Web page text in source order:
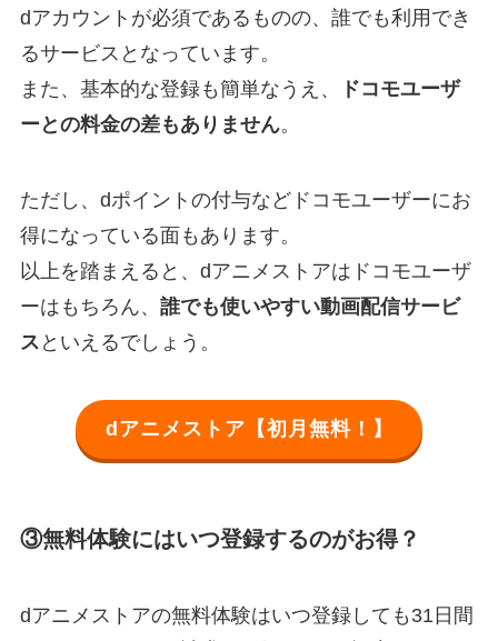
dアカウントが必須であるものの、誰でも利用でき
るサービスとなっています。
また、基本的な登録も簡単なうえ、
ドコモユーザ
ーとの料金の差もありません。
ただし、dポイントの付与などドコモユーザーにお
得になっている面もあります。
以上を踏まえると、dアニメストアはドコモユーザ
ーはもちろん、 誰でも使いやすい動画配信サービ
ス といえるでしょう。
dアニメストア【初月無料！】
③無料体験にはいつ登録するのがお得？
dアニメストアの無料体験はいつ登録しても31日間